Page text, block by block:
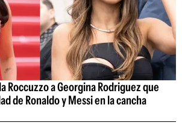
Roccuzzo a Georgina Rodriguez que
de Ronaldo y Messi en la cancha